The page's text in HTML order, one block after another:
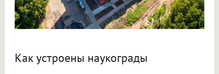
Как устроены наукограды